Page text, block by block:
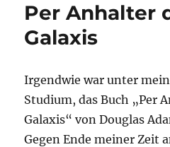
Per Anhalter
Galaxis
Irgendwie war unter
Studium, das Buch „Per
Galaxis“ von Douglas
Gegen Ende meiner Zeit